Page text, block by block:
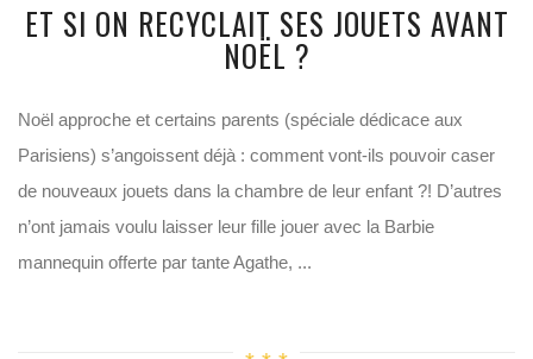
ET SI ON RECYCLAIT SES JOUETS AVANT
NOËL ?
Noël approche et certains parents (spéciale dédicace aux
Parisiens) s’angoissent déjà : comment vont-ils pouvoir caser
de nouveaux jouets dans la chambre de leur enfant ?! D’autres
n’ont jamais voulu laisser leur fille jouer avec la Barbie
mannequin offerte par tante Agathe, ...